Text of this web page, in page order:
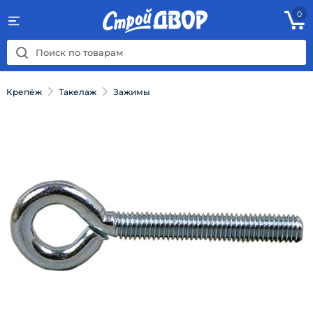
0
Крепёж Такелаж Зажимы